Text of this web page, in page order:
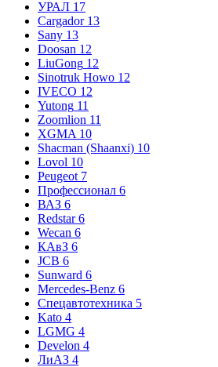
УРАЛ 17
Cargador 13
Sany 13
Doosan 12
LiuGong 12
Sinotruk Howo 12
IVECO 12
Yutong 11
Zoomlion 11
XGMA 10
Shacman (Shaanxi) 10
Lovol 10
Peugeot 7
Профессионал 6
ВАЗ 6
Redstar 6
Wecan 6
КАвЗ 6
JCB 6
Sunward 6
Mercedes-Benz 6
Спецавтотехника 5
Kato 4
LGMG 4
Develon 4
ЛиАЗ 4